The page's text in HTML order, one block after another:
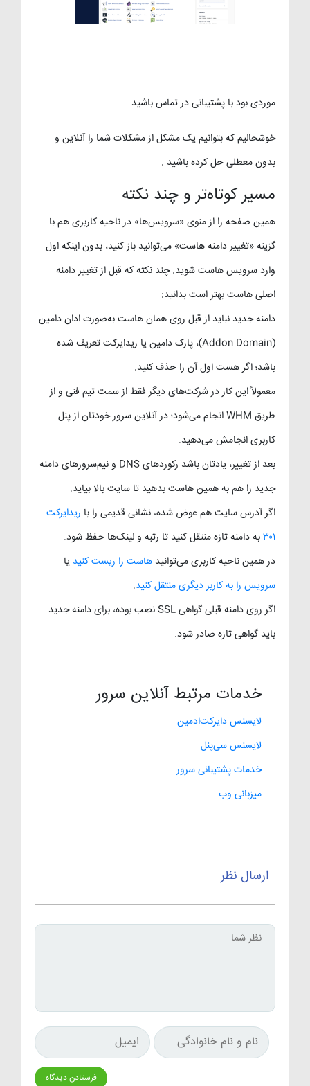
موردی بود با پشتیبانی در تماس باشید
خوشحالیم که بتوانیم یک مشکل از مشکلات شما را آنلاین و
بدون معطلی حل کرده باشید .
مسیر کوتاه‌تر و چند نکته
همین صفحه را از منوی «سرویس‌ها» در ناحیه کاربری هم با
گزینه «تغییر دامنه هاست» می‌توانید باز کنید، بدون اینکه اول
وارد سرویس هاست شوید. چند نکته که قبل از تغییر دامنه
اصلی هاست بهتر است بدانید:
دامنه جدید نباید از قبل روی همان هاست به‌صورت ادان دامین
(Addon Domain)، پارک دامین یا ریدایرکت تعریف شده
باشد؛ اگر هست اول آن را حذف کنید.
معمولاً این کار در شرکت‌های دیگر فقط از سمت تیم فنی و از
طریق WHM انجام می‌شود؛ در آنلاین سرور خودتان از پنل
کاربری انجامش می‌دهید.
بعد از تغییر، یادتان باشد رکوردهای DNS و نیم‌سرورهای دامنه
جدید را هم به همین هاست بدهید تا سایت بالا بیاید.
اگر آدرس سایت هم عوض شده، نشانی قدیمی را با ریدایرکت
۳۰۱به دامنه تازه منتقل کنید تا رتبه و لینک‌ها حفظ شود.
در همین ناحیه کاربری می‌توانید هاست را ریست کنید یا
سرویس را به کاربر دیگری منتقل کنید.
اگر روی دامنه قبلی گواهی SSL نصب بوده، برای دامنه جدید
باید گواهی تازه صادر شود.
خدمات مرتبط آنلاین سرور
لایسنس دایرکت‌ادمین
لایسنس سی‌پنل
خدمات پشتیبانی سرور
میزبانی وب
ارسال نظر